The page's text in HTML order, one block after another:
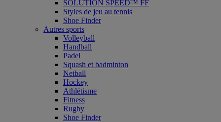
SOLUTION SPEED™ FF
Styles de jeu au tennis
Shoe Finder
Autres sports
Volleyball
Handball
Padel
Squash et badminton
Netball
Hockey
Athlétisme
Fitness
Rugby
Shoe Finder